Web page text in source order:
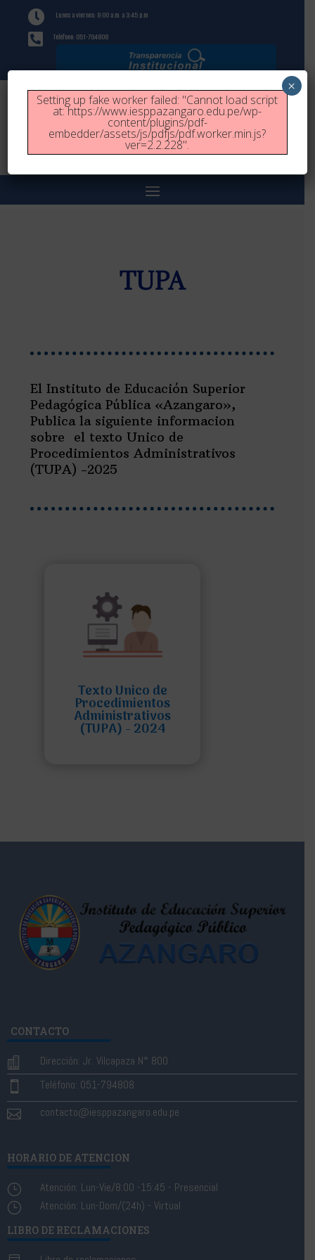
 Lunes a viernes: 8:00 a.m. a 3:45 p.m
 Teléfono: 051-794808
TUPA
El Instituto de Educación Superior
Pedagógica Pública «Azangaro»,
Publica la siguiente informacion
sobre el texto Unico de
Procedimientos Administrativos
(TUPA) -2025
Texto Unico de
Procedimientos
Administrativos
(TUPA) - 2024
CONTACTO
 Dirección: Jr. Vilcapaza N° 800
 Teléfono: 051-794808
 contacto@iesppazangaro.edu.pe
HORARIO DE ATENCION
} Atención: Lun-Vie/8:00 -15:45 - Presencial
} Atención: Lun-Dom/(24h) - Virtual
LIBRO DE RECLAMACIONES
Setting up fake worker failed: "Cannot load script
at: https://www.iesppazangaro.edu.pe/wp-
content/plugins/pdf-
embedder/assets/js/pdfjs/pdf.worker.min.js?
ver=2.2.228".
×